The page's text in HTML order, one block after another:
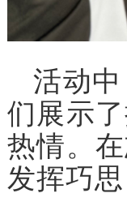
活动
们展示
热情。
发挥巧